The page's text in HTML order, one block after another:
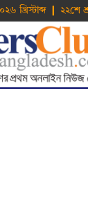
খ্রিস্টাব্দ ❙ ২২শে